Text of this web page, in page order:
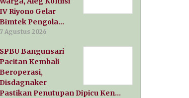
IV Riyono Gelar
Bimtek Pengola…
7 Agustus 2026
SPBU Bangunsari
Pacitan Kembali
Beroperasi,
Disdagnaker
Pastikan Penutupan Dipicu Ken…